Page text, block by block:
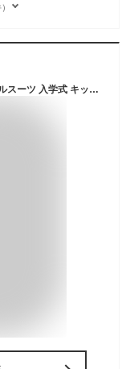
子供 スーツ フォーマル 男の子 女の子 フォーマルスーツ 入学式 キッズ スーツ 上下 セット ジャケット スカート パンツ 柔らかい ゆったり シンプル 子供服 セットアップ ネクタイ付き 卒園式 スーツ 洗える 入園式 入学式 卒園式 卒業式 発表会